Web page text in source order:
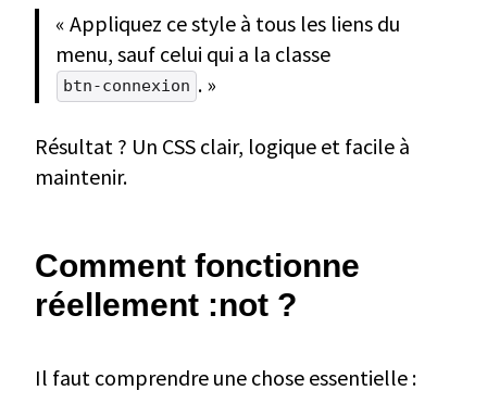
« Appliquez ce style à tous les liens du
menu, sauf celui qui a la classe
btn-connexion . »
Résultat ? Un CSS clair, logique et facile à
maintenir.
Comment fonctionne
réellement :not ?
Il faut comprendre une chose essentielle :